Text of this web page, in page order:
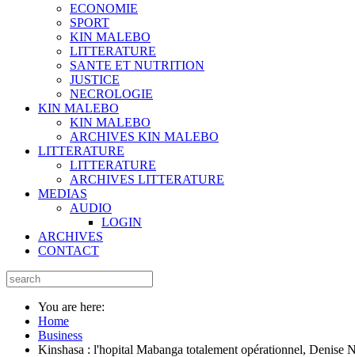
ECONOMIE
SPORT
KIN MALEBO
LITTERATURE
SANTE ET NUTRITION
JUSTICE
NECROLOGIE
KIN MALEBO
KIN MALEBO
ARCHIVES KIN MALEBO
LITTERATURE
LITTERATURE
ARCHIVES LITTERATURE
MEDIAS
AUDIO
LOGIN
ARCHIVES
CONTACT
You are here:
Home
Business
Kinshasa : l'hopital Mabanga totalement opérationnel,